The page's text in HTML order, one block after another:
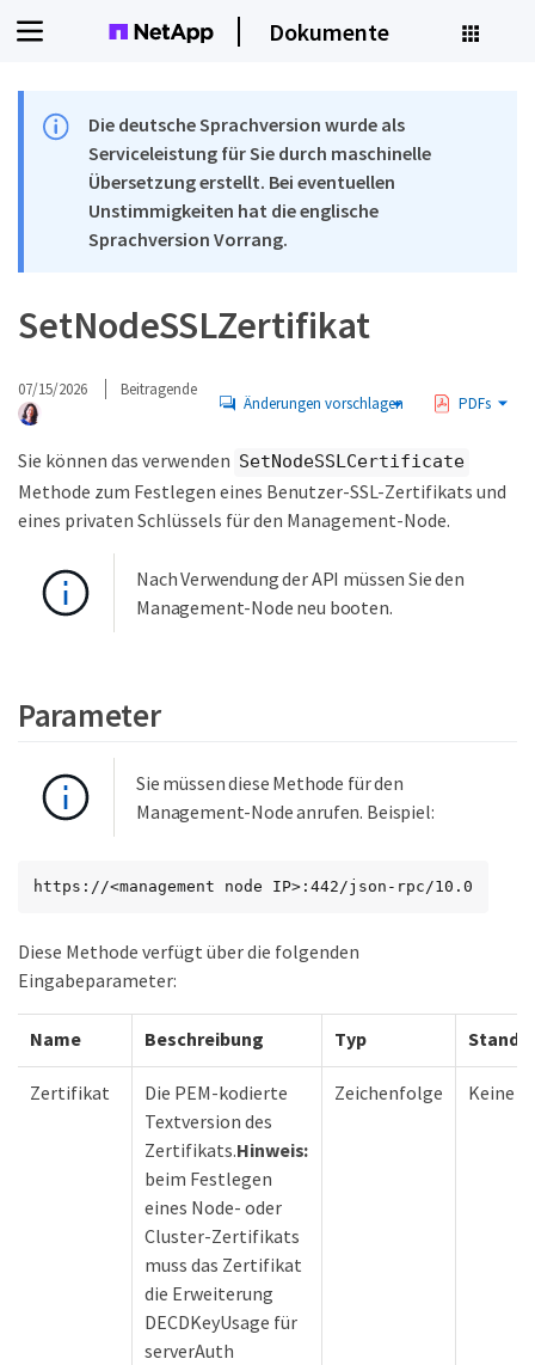
Dokumente
Die deutsche Sprachversion wurde als
Serviceleistung für Sie durch maschinelle
Übersetzung erstellt. Bei eventuellen
Unstimmigkeiten hat die englische
Sprachversion Vorrang.
SetNodeSSLZertifikat
07/15/2026 Beitragende
Änderungen vorschlagen PDFs
Sie können das verwenden SetNodeSSLCertificate
Methode zum Festlegen eines Benutzer-SSL-Zertifikats und
eines privaten Schlüssels für den Management-Node.
Nach Verwendung der API müssen Sie den
Management-Node neu booten.
Parameter
Sie müssen diese Methode für den
Management-Node anrufen. Beispiel:
https://<management node IP>:442/json-rpc/10.0
Diese Methode verfügt über die folgenden
Eingabeparameter:
Name Beschreibung Typ
Zertifikat
Die PEM-kodierte
Textversion des
Zertifikats.Hinweis:
beim Festlegen
eines Node- oder
Cluster-Zertifikats
muss das Zertifikat
die Erweiterung
DECDKeyUsage für
serverAuth
Zeichenfolge Keine